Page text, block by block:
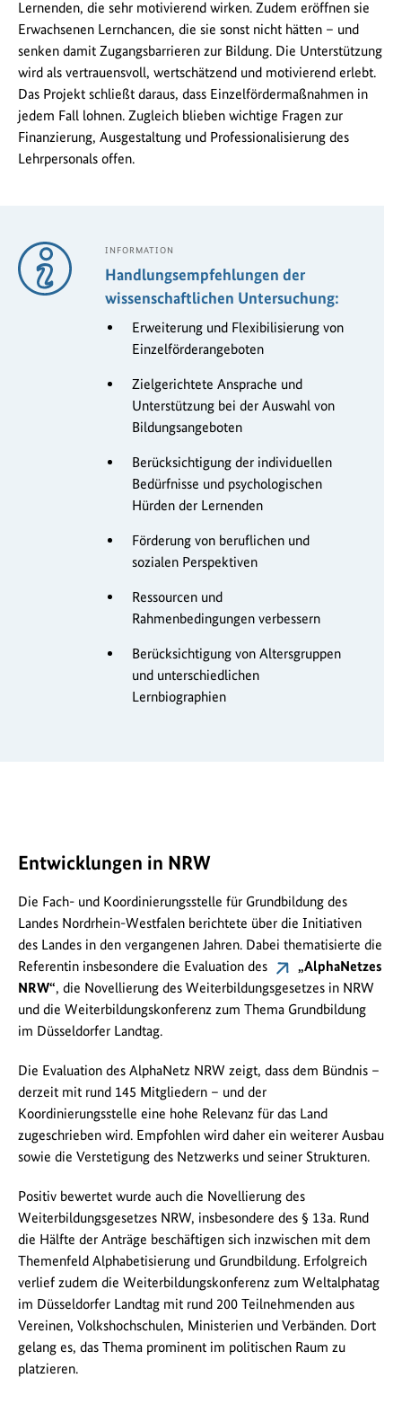
Lernenden, die sehr motivierend wirken. Zudem eröffnen sie
Erwachsenen Lernchancen, die sie sonst nicht hätten – und
senken damit Zugangsbarrieren zur Bildung. Die Unterstützung
wird als vertrauensvoll, wertschätzend und motivierend erlebt.
Das Projekt schließt daraus, dass Einzelfördermaßnahmen in
jedem Fall lohnen. Zugleich blieben wichtige Fragen zur
Finanzierung, Ausgestaltung und Professionalisierung des
Lehrpersonals offen.
INFORMATION
Handlungsempfehlungen der
wissenschaftlichen Untersuchung:
Erweiterung und Flexibilisierung von
Einzelförderangeboten
Zielgerichtete Ansprache und
Unterstützung bei der Auswahl von
Bildungsangeboten
Berücksichtigung der individuellen
Bedürfnisse und psychologischen
Hürden der Lernenden
Förderung von beruflichen und
sozialen Perspektiven
Ressourcen und
Rahmenbedingungen verbessern
Berücksichtigung von Altersgruppen
und unterschiedlichen
Lernbiographien
Entwicklungen in NRW
Die Fach- und Koordinierungsstelle für Grundbildung des
Landes Nordrhein-Westfalen berichtete über die Initiativen
des Landes in den vergangenen Jahren. Dabei thematisierte die
Referentin insbesondere die Evaluation des
„AlphaNetzes
NRW“, die Novellierung des Weiterbildungsgesetzes in NRW
und die Weiterbildungskonferenz zum Thema Grundbildung
im Düsseldorfer Landtag.
Die Evaluation des AlphaNetz NRW zeigt, dass dem Bündnis –
derzeit mit rund 145 Mitgliedern – und der
Koordinierungsstelle eine hohe Relevanz für das Land
zugeschrieben wird. Empfohlen wird daher ein weiterer Ausbau
sowie die Verstetigung des Netzwerks und seiner Strukturen.
Positiv bewertet wurde auch die Novellierung des
Weiterbildungsgesetzes NRW, insbesondere des § 13a. Rund
die Hälfte der Anträge beschäftigen sich inzwischen mit dem
Themenfeld Alphabetisierung und Grundbildung. Erfolgreich
verlief zudem die Weiterbildungskonferenz zum Weltalphatag
im Düsseldorfer Landtag mit rund 200 Teilnehmenden aus
Vereinen, Volkshochschulen, Ministerien und Verbänden. Dort
gelang es, das Thema prominent im politischen Raum zu
platzieren.